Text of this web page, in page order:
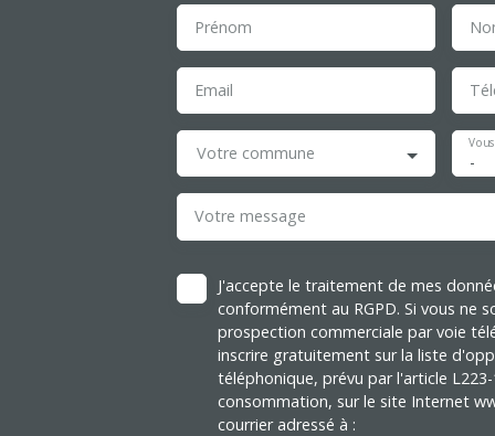
Prénom
Email
Votre commune -
Votre message
J'accepte le traitement de mes
conformément au RGPD. Si vous ne
prospection commerciale par voie
inscrire gratuitement sur la liste
téléphonique, prévu par l'article
consommation, sur le site Internet
courrier adressé à :